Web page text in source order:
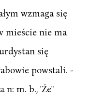
wzmaga się
mieście nie ma
się
powstali. -
n: m. b., 'Źe"